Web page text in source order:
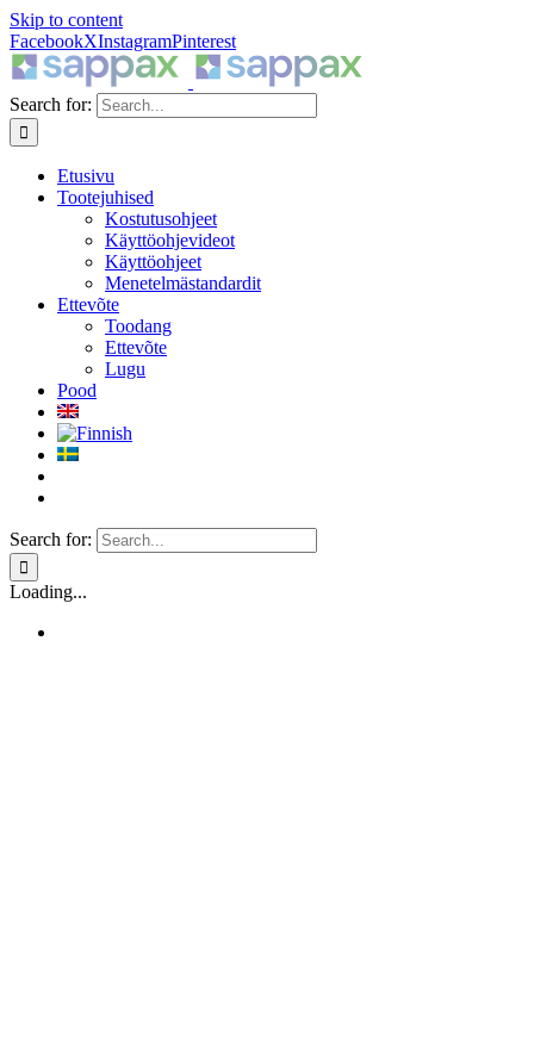
Skip to content
FacebookXInstagramPinterest
Search for:
Etusivu
Tootejuhised
Kostutusohjeet
Käyttöohjevideot
Käyttöohjeet
Menetelmästandardit
Ettevõte
Toodang
Ettevõte
Lugu
Pood
Search for:
Loading...